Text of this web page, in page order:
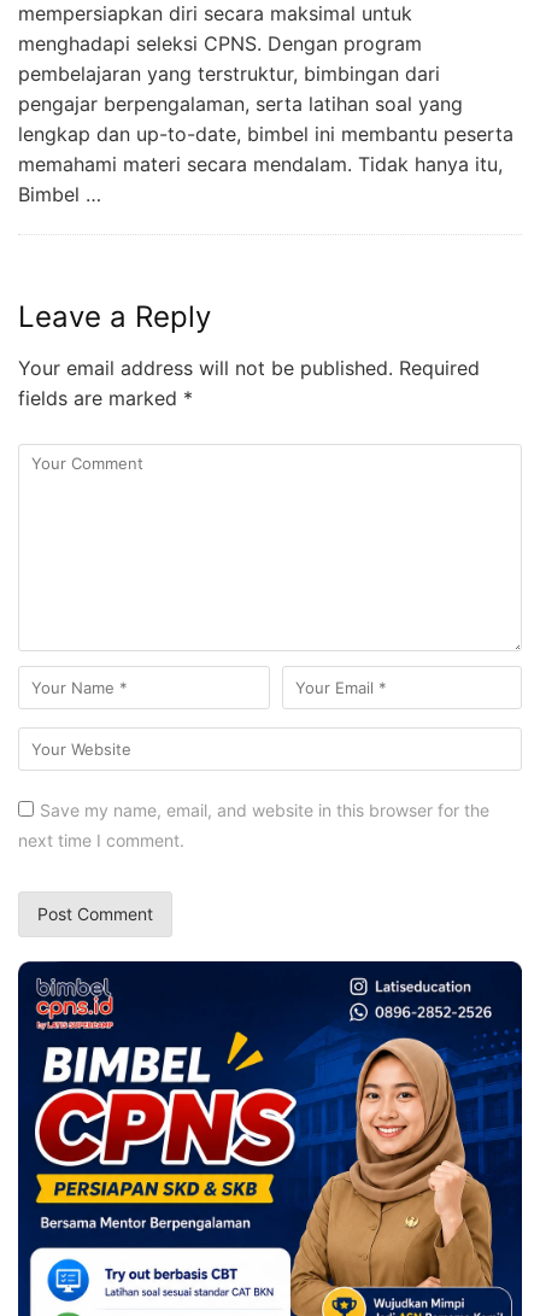
mempersiapkan diri secara maksimal untuk
menghadapi seleksi CPNS. Dengan program
pembelajaran yang terstruktur, bimbingan dari
pengajar berpengalaman, serta latihan soal yang
lengkap dan up-to-date, bimbel ini membantu peserta
memahami materi secara mendalam. Tidak hanya itu,
Bimbel …
Leave a Reply
Your email address will not be published. Required
fields are marked *
Save my name, email, and website in this browser for the
next time I comment.